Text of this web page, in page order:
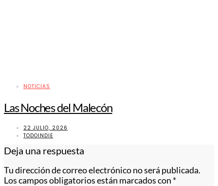
NOTICIAS
Las Noches del Malecón
22 JULIO, 2026
TODOINDIE
Deja una respuesta
Tu dirección de correo electrónico no será publicada.
Los campos obligatorios están marcados con *